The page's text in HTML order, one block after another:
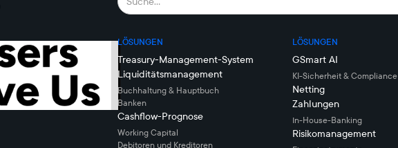
LÖSUNGEN
Treasury-Management-System
Liquiditätsmanagement
Buchhaltung & Hauptbuch
Banken
Cashflow-Prognose
Working Capital
Debitoren und Kreditoren
LÖSUNGEN
GSmart AI
KI-Sicherheit & Compliance
Netting
Zahlungen
In-House-Banking
Risikomanagement